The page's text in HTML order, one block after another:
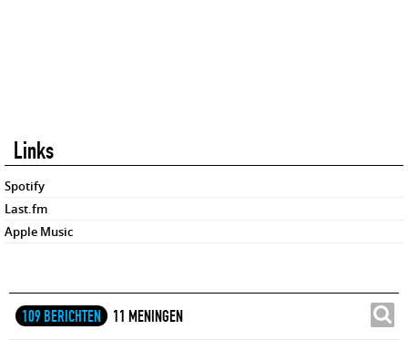
Links
Spotify
Last.fm
Apple Music
109 BERICHTEN 11 MENINGEN